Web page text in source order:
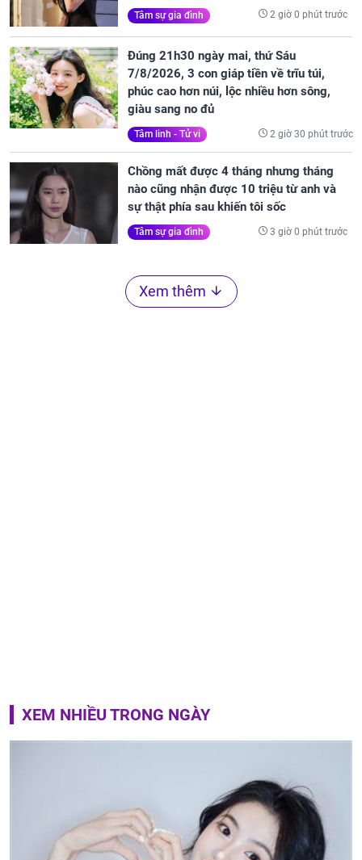
Tâm sự gia đình 2 giờ 0 phút trước
Đúng 21h30 ngày mai, thứ Sáu
7/8/2026, 3 con giáp tiền về trĩu túi,
phúc cao hơn núi, lộc nhiều hơn sông,
giàu sang no đủ
Tâm linh - Tử vi 2 giờ 30 phút trước
Chồng mất được 4 tháng nhưng tháng
nào cũng nhận được 10 triệu từ anh và
sự thật phía sau khiến tôi sốc
Tâm sự gia đình 3 giờ 0 phút trước
Xem thêm
XEM NHIỀU TRONG NGÀY